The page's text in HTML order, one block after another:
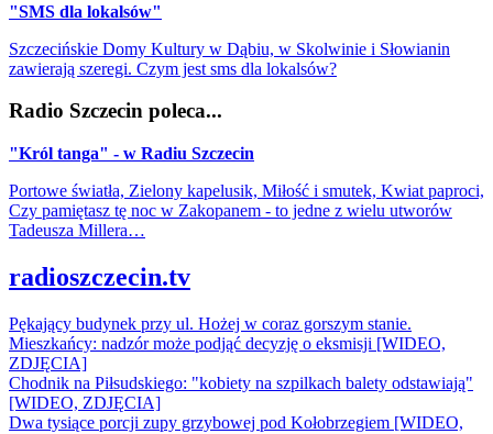
"SMS dla lokalsów"
Szczecińskie Domy Kultury w Dąbiu, w Skolwinie i Słowianin
zawierają szeregi. Czym jest sms dla lokalsów?
Radio Szczecin poleca...
"Król tanga" - w Radiu Szczecin
Portowe światła, Zielony kapelusik, Miłość i smutek, Kwiat paproci,
Czy pamiętasz tę noc w Zakopanem - to jedne z wielu utworów
Tadeusza Millera…
radioszczecin.tv
Pękający budynek przy ul. Hożej w coraz gorszym stanie.
Mieszkańcy: nadzór może podjąć decyzję o eksmisji [WIDEO,
ZDJĘCIA]
Chodnik na Piłsudskiego: "kobiety na szpilkach balety odstawiają"
[WIDEO, ZDJĘCIA]
Dwa tysiące porcji zupy grzybowej pod Kołobrzegiem [WIDEO,